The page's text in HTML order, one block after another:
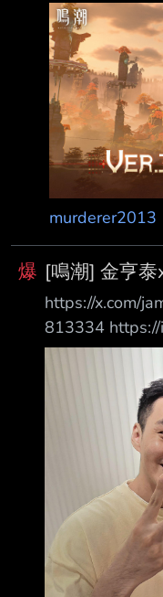
出。 本次通訊
歡迎漂泊者準
murderer2013
爆 [鳴潮] 金亨泰
https://x.com/
813334 https://
這真的不是ai嗎